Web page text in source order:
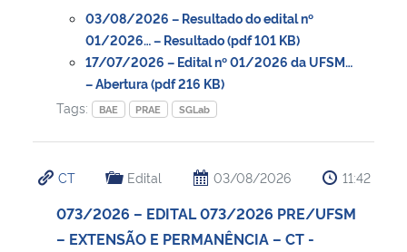
03/08/2026 – Resultado do edital nº
01/2026… – Resultado (pdf 101 KB)
17/07/2026 – Edital nº 01/2026 da UFSM…
– Abertura (pdf 216 KB)
Tags:
BAE PRAE SGLab
CT Edital 03/08/2026 11:42
073/2026 – EDITAL 073/2026 PRE/UFSM
– EXTENSÃO E PERMANÊNCIA – CT -